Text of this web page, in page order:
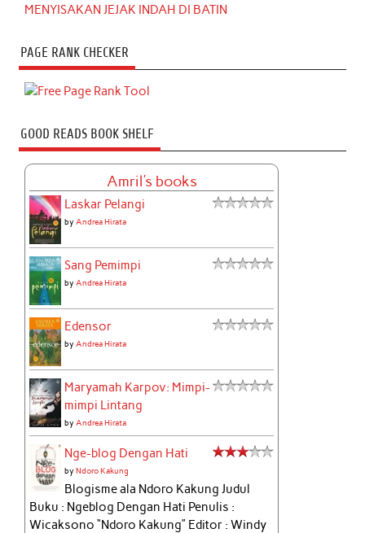
MENYISAKAN JEJAK INDAH DI BATIN
PAGE RANK CHECKER
GOOD READS BOOK SHELF
Amril's books
Laskar Pelangi
byAndrea Hirata
Sang Pemimpi
byAndrea Hirata
Edensor
byAndrea Hirata
Maryamah Karpov: Mimpi-
mimpi Lintang
byAndrea Hirata
Nge-blog Dengan Hati
byNdoro Kakung
Blogisme ala Ndoro Kakung Judul
Buku : Ngeblog Dengan Hati Penulis :
Wicaksono “Ndoro Kakung” Editor : Windy